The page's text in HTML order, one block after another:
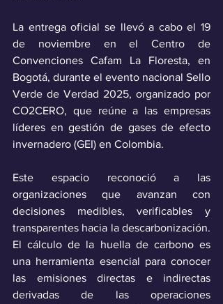
La entrega oficial se llevó a cabo el 19
de noviembre en el Centro de
Convenciones Cafam La Floresta, en
Bogotá, durante el evento nacional Sello
Verde de Verdad 2025, organizado por
CO2CERO, que reúne a las empresas
líderes en gestión de gases de efecto
invernadero (GEI) en Colombia.
Este espacio reconoció a las
organizaciones que avanzan con
decisiones medibles, verificables y
transparentes hacia la descarbonización.
El cálculo de la huella de carbono es
una herramienta esencial para conocer
las emisiones directas e indirectas
derivadas de las operaciones